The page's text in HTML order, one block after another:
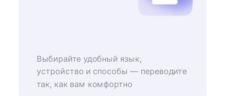
Выбирайте удобный язык,
устройство и способы — переводите
так, как вам комфортно